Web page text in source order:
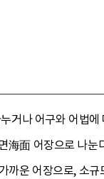
거나 어구와 어법에
海面 어장으로 나눈
까운 어장으로, 소규